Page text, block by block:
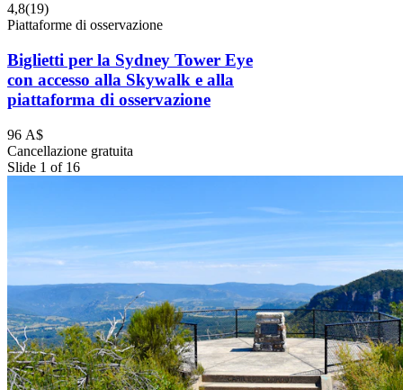
4,8(19)
Piattaforme di osservazione
Biglietti per la Sydney Tower Eye
con accesso alla Skywalk e alla
piattaforma di osservazione
96 A$
Cancellazione gratuita
Slide 1 of 16